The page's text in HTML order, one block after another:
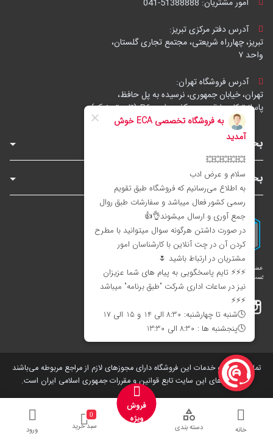
آدرس دفتر مرکزی تبریز:
تبریز، چهارراه شریعتی، مجتمع تجاری گلستان،
واحد ۷
آدرس فروشگاه تهران:
تهران، خیابان جمهوری، نرسیده به پل حافظ،
پاساژ توکل، طبقه زیرهمکف، واحد B6 (تاپ ترونیک)
بخش‌های فروشگاه
بخش‌های سایت
اینستاگرام
تمامی کالاها و خدمات این فروشگاه دارای مجوز‌های لازم از مراجع مربوطه می‌باشند
و فعالیت های این سایت تابع قوانین و مقررات جمهوری اسلامی ایران است.
خانه دسته بندی
فروش
ویژه
0
سبد خرید ورود